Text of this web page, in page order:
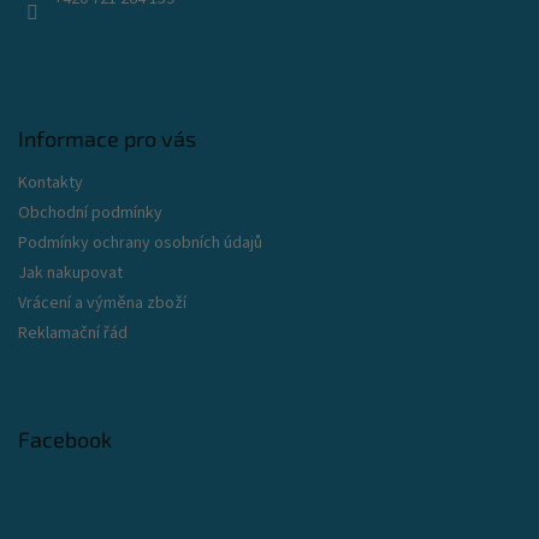
Informace pro vás
Kontakty
Obchodní podmínky
Podmínky ochrany osobních údajů
Jak nakupovat
Vrácení a výměna zboží
Reklamační řád
Facebook